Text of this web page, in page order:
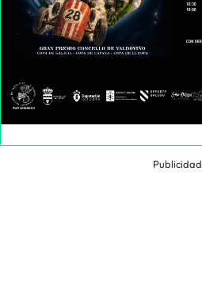
Publicidad